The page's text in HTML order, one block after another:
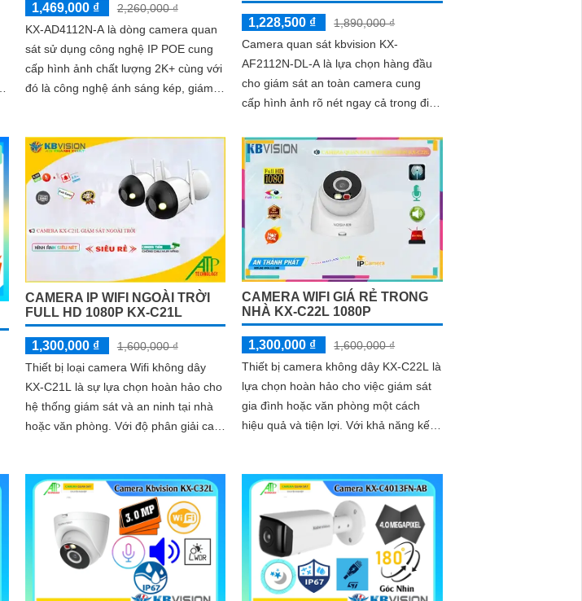
1,469,000 ₫
2,260,000 ₫
KX-AD4112N-A là dòng camera quan
sát sử dụng công nghệ IP POE cung
cấp hình ảnh chất lượng 2K+ cùng với
đó là công nghệ ánh sáng kép, giám
còn được nâng cao khả năng bảo vệ
an ninh với trang bị tính năng phát
hiện người chính xác
1,228,500 ₫
1,890,000 ₫
Camera quan sát kbvision KX-
AF2112N-DL-A là lựa chọn hàng đầu
cho giám sát an toàn camera cung
cấp hình ảnh rõ nét ngay cả trong điều
đêm nhờ...
CAMERA IP WIFI NGOÀI TRỜI
FULL HD 1080P KX-C21L
1,300,000 ₫
1,600,000 ₫
Thiết bị loại camera Wifi không dây
KX-C21L là sự lựa chọn hoàn hảo cho
hệ thống giám sát và an ninh tại nhà
hoặc văn phòng. Với độ phân giải cao,
mọi hoạt động một cách dễ dàng
CAMERA WIFI GIÁ RẺ TRONG
NHÀ KX-C22L 1080P
1,300,000 ₫
1,600,000 ₫
Thiết bị camera không dây KX-C22L là
lựa chọn hoàn hảo cho việc giám sát
gia đình hoặc văn phòng một cách
hiệu quả và tiện lợi. Với khả năng kết
thông qua điện thoại di động